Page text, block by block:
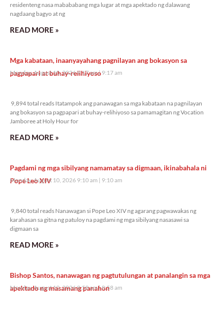
residenteng nasa mabababang mga lugar at mga apektado ng dalawang
nagdaang bagyo at ng
READ MORE »
Mga kabataan, inaanyayahang pagnilayan ang bokasyon sa
pagpapari at buhay-relihiyoso
Monday, August 10, 2026 9:17 am 9:17 am
9,894 total reads Itatampok ang panawagan sa mga kabataan na pagnilayan
ang bokasyon sa pagpapari at buhay-relihiyoso sa pamamagitan ng Vocation
Jamboree at Holy Hour for
READ MORE »
Pagdami ng mga sibilyang namamatay sa digmaan, ikinabahala ni
Pope Leo XIV
Monday, August 10, 2026 9:10 am 9:10 am
9,840 total reads Nanawagan si Pope Leo XIV ng agarang pagwawakas ng
karahasan sa gitna ng patuloy na pagdami ng mga sibilyang nasasawi sa
digmaan sa
READ MORE »
Bishop Santos, nanawagan ng pagtutulungan at panalangin sa mga
apektado ng masamang panahon
Monday, August 10, 2026 8:58 am 8:58 am